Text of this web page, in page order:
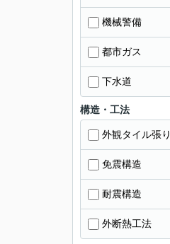
機械警備
都市ガス
下水道
構造・工法
外観タイル張り
免震構造
耐震構造
外断熱工法